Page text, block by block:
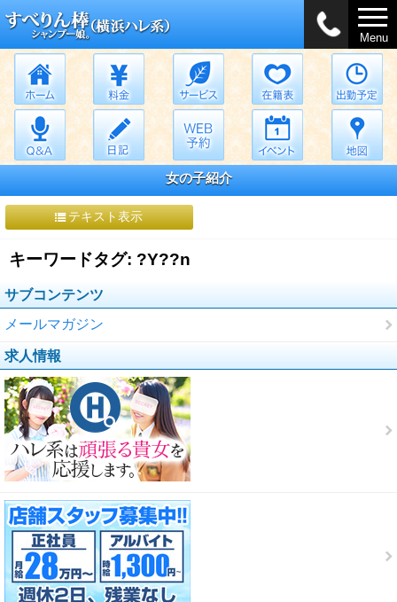
Menu
女の子紹介
テキスト表示
キーワードタグ: ?Y??n
サブコンテンツ
メールマガジン
求人情報